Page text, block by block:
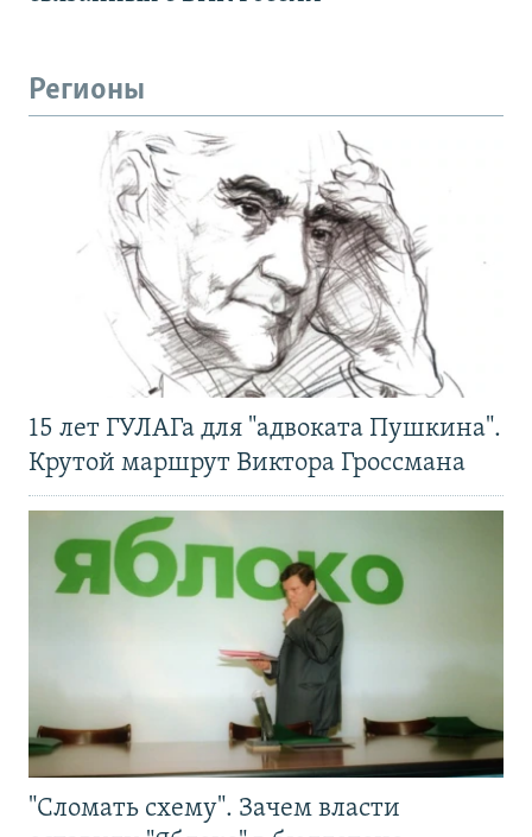
Регионы
15 лет ГУЛАГа для "адвоката Пушкина".
Крутой маршрут Виктора Гроссмана
"Сломать схему". Зачем власти